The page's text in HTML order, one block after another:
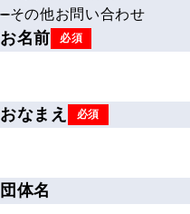
その他お問い合わせ
お名前 必須
おなまえ 必須
団体名